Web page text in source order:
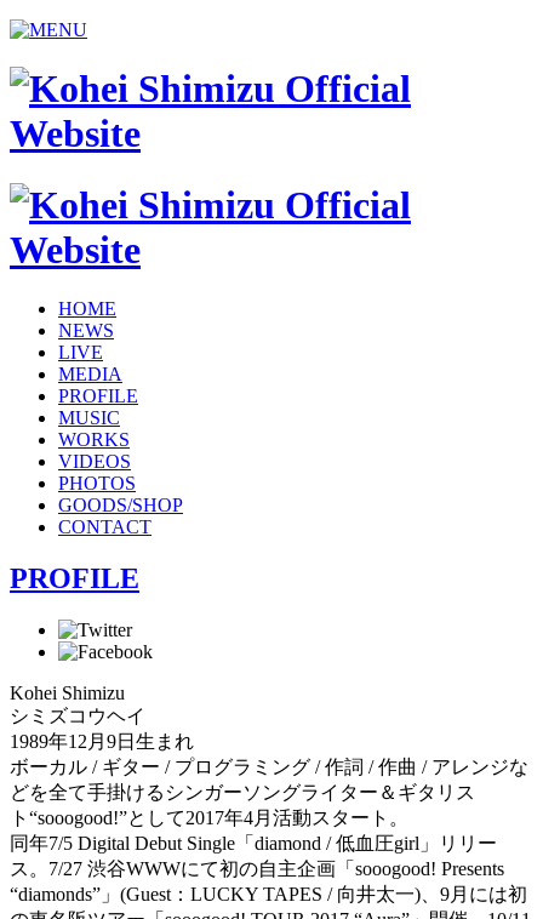
HOME
NEWS
LIVE
MEDIA
PROFILE
MUSIC
WORKS
VIDEOS
PHOTOS
GOODS/SHOP
CONTACT
PROFILE
Kohei Shimizu
シミズコウヘイ
1989年12月9日生まれ
ボーカル / ギター / プログラミング / 作詞 / 作曲 / アレンジな
どを全て手掛けるシンガーソングライター＆ギタリス
ト“sooogood!”として2017年4月活動スタート。
同年7/5 Digital Debut Single「diamond / 低血圧girl」リリー
ス。7/27 渋谷WWWにて初の自主企画「sooogood! Presents
“diamonds”」(Guest：LUCKY TAPES / 向井太一)、9月には初